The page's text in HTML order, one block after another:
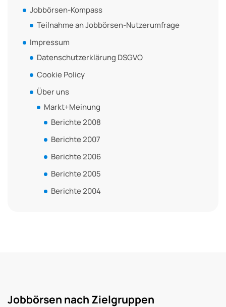
Jobbörsen-Kompass
Teilnahme an Jobbörsen-Nutzerumfrage
Impressum
Datenschutzerklärung DSGVO
Cookie Policy
Über uns
Markt+Meinung
Berichte 2008
Berichte 2007
Berichte 2006
Berichte 2005
Berichte 2004
Jobbörsen nach Zielgruppen